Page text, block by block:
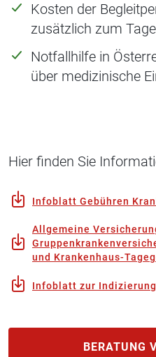
Kosten der
zusätzlich zum
Notfallhilfe in
über medizinische
Hier finden Sie
Infoblatt Gebühren
Allgemeine
und Krankenhaus-
Infoblatt zur Indizierung
BERATUNG